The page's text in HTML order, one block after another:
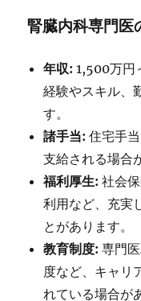
腎臓内科専門医
年収: 1,500万円
経験やスキル、
す。
諸手当: 住宅手
支給される場合
福利厚生: 社会
利用など、充実
とがあります。
教育制度: 専門
度など、キャリ
れている場合が